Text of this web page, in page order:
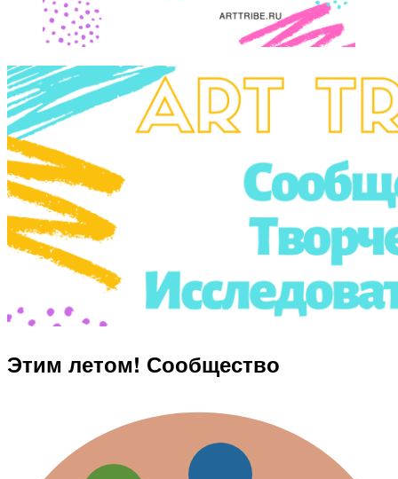
Этим летом! Сообщество